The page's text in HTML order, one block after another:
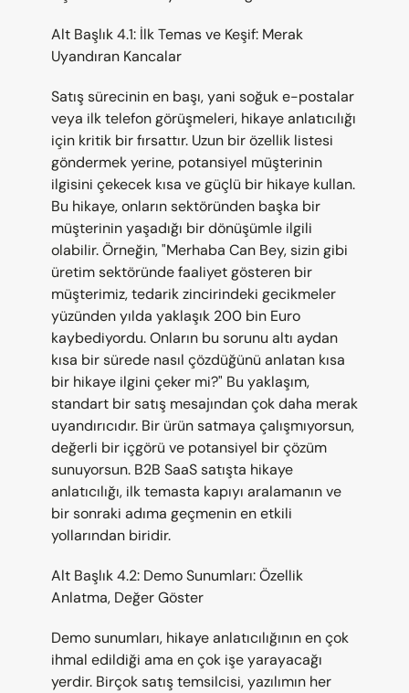
Alt Başlık 4.1: İlk Temas ve Keşif: Merak
Uyandıran Kancalar
Satış sürecinin en başı, yani soğuk e-postalar
veya ilk telefon görüşmeleri, hikaye anlatıcılığı
için kritik bir fırsattır. Uzun bir özellik listesi
göndermek yerine, potansiyel müşterinin
ilgisini çekecek kısa ve güçlü bir hikaye kullan.
Bu hikaye, onların sektöründen başka bir
müşterinin yaşadığı bir dönüşümle ilgili
olabilir. Örneğin, "Merhaba Can Bey, sizin gibi
üretim sektöründe faaliyet gösteren bir
müşterimiz, tedarik zincirindeki gecikmeler
yüzünden yılda yaklaşık 200 bin Euro
kaybediyordu. Onların bu sorunu altı aydan
kısa bir sürede nasıl çözdüğünü anlatan kısa
bir hikaye ilgini çeker mi?" Bu yaklaşım,
standart bir satış mesajından çok daha merak
uyandırıcıdır. Bir ürün satmaya çalışmıyorsun,
değerli bir içgörü ve potansiyel bir çözüm
sunuyorsun. B2B SaaS satışta hikaye
anlatıcılığı, ilk temasta kapıyı aralamanın ve
bir sonraki adıma geçmenin en etkili
yollarından biridir.
Alt Başlık 4.2: Demo Sunumları: Özellik
Anlatma, Değer Göster
Demo sunumları, hikaye anlatıcılığının en çok
ihmal edildiği ama en çok işe yarayacağı
yerdir. Birçok satış temsilcisi, yazılımın her